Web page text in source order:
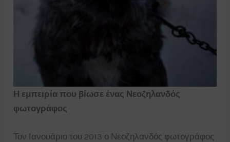
Η εμπειρία που βίωσε ένας Νεοζηλανδός
φωτογράφος
Τον Ιανουάριο του 2013 ο Νεοζηλανδός φωτογράφος